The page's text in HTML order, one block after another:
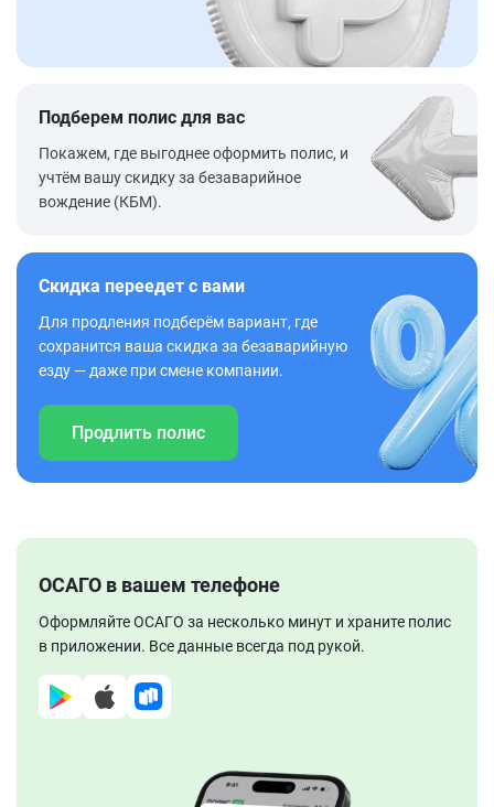
Подберем полис для вас
Покажем, где выгоднее оформить полис, и
учтём вашу скидку за безаварийное
вождение (КБМ).
Скидка переедет с вами
Для продления подберём вариант, где
сохранится ваша скидка за безаварийную
езду — даже при смене компании.
Продлить полис
ОСАГО в вашем телефоне
Оформляйте ОСАГО за несколько минут и храните полис
в приложении. Все данные всегда под рукой.